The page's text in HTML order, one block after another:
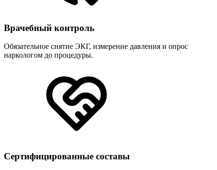
Врачебный контроль
Обязательное снятие ЭКГ, измерение давления и опрос
наркологом до процедуры.
Сертифицированные составы